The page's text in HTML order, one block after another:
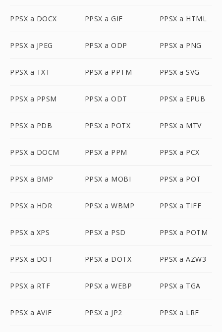
PPSX a DOCX PPSX a GIF PPSX a HTML
PPSX a JPEG PPSX a ODP PPSX a PNG
PPSX a TXT PPSX a PPTM PPSX a SVG
PPSX a PPSM PPSX a ODT PPSX a EPUB
PPSX a PDB PPSX a POTX PPSX a MTV
PPSX a DOCM PPSX a PPM PPSX a PCX
PPSX a BMP PPSX a MOBI PPSX a POT
PPSX a HDR PPSX a WBMP PPSX a TIFF
PPSX a XPS PPSX a PSD PPSX a POTM
PPSX a DOT PPSX a DOTX PPSX a AZW3
PPSX a RTF PPSX a WEBP PPSX a TGA
PPSX a AVIF PPSX a JP2 PPSX a LRF